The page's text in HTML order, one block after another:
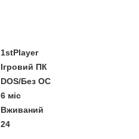
1stPlayer
Ігровий ПК
DOS/Без ОС
6 міс
Вживаний
24